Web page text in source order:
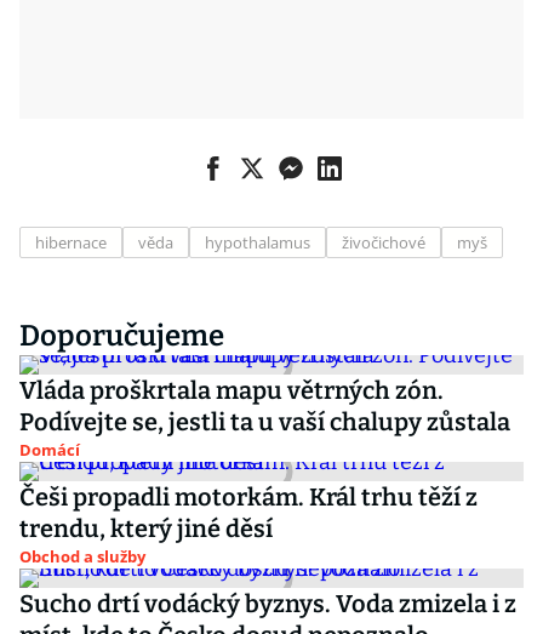
hibernace věda hypothalamus živočichové myš
Doporučujeme
Vláda proškrtala mapu větrných zón.
Podívejte se, jestli ta u vaší chalupy zůstala
Domácí
Češi propadli motorkám. Král trhu těží z
trendu, který jiné děsí
Obchod a služby
Sucho drtí vodácký byznys. Voda zmizela i z